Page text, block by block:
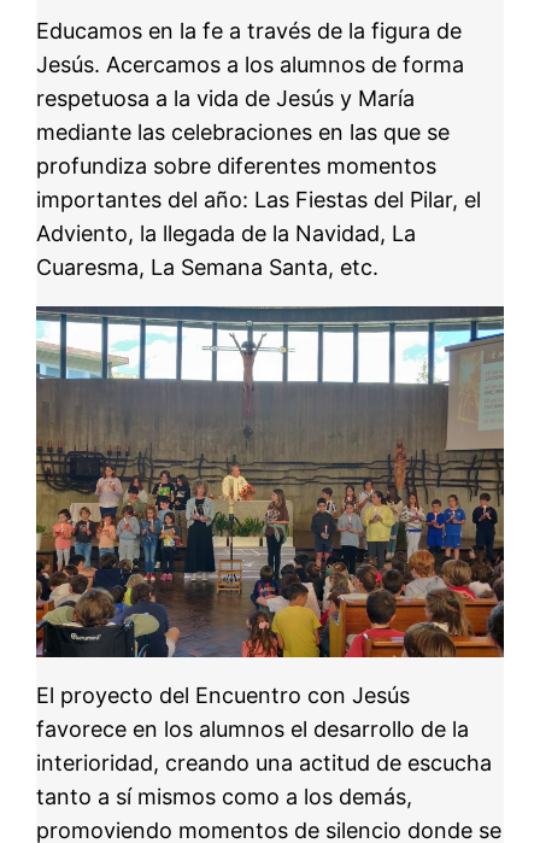
Educamos en la fe a través de la figura de
Jesús. Acercamos a los alumnos de forma
respetuosa a la vida de Jesús y María
mediante las celebraciones en las que se
profundiza sobre diferentes momentos
importantes del año: Las Fiestas del Pilar, el
Adviento, la llegada de la Navidad, La
Cuaresma, La Semana Santa, etc.
El proyecto del Encuentro con Jesús
favorece en los alumnos el desarrollo de la
interioridad, creando una actitud de escucha
tanto a sí mismos como a los demás,
promoviendo momentos de silencio donde se